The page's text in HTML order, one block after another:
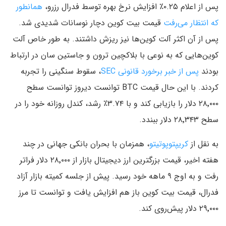
پس از اعلام ۰.۲۵٪ افزایش نرخ بهره توسط فدرال رزرو،
همانطور
که انتظار می‌رفت قیمت بیت کوین دچار نوسانات شدیدی شد.
پس از آن اکثر آلت کوین‌ها نیز ریزش داشتند. به طور خاص آلت
کوین‌هایی که به نوعی با بلاکچین ترون و جاستین سان در ارتباط
بودند پس از خبر برخورد قانونی SEC
، سقوط سنگینی را تجربه
کردند. با این حال قیمت BTC توانست دیروز توانست سطح
۲۸٬۰۰۰ دلار را بازیابی کند و با ۳.۷۴٪ رشد، کندل روزانه خود را در
سطح ۲۸٬۳۴۳ دلار ببندد.
به نقل از کریپتوپوتیتو، همزمان با بحران بانکی جهانی در چند
هفته اخیر، قیمت بزرگترین ارز دیجیتال بازار از ۲۸٬۰۰۰ دلار فراتر
رفت و به اوج ۹ ماهه خود رسید. پیش از جلسه کمیته بازار آزاد
فدرال، قیمت بیت کوین باز هم افزایش یافت و توانست تا مرز
۲۹٬۰۰۰ دلار پیش‌روی کند.